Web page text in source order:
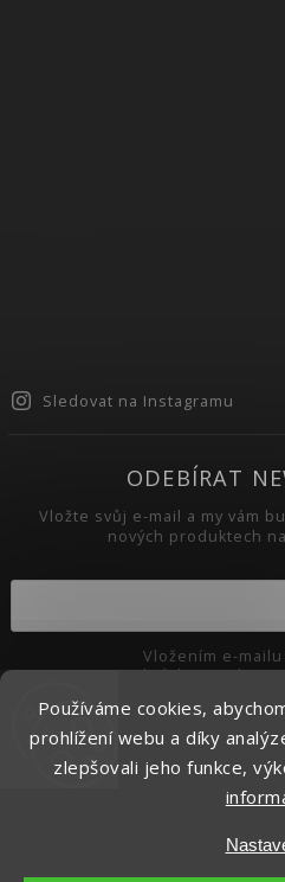
Používáme cookies,
prohlížení webu a díky
zlepšovali jeho funkce,
Sledovat na Instagramu
ODEBÍRAT
Vložte svůj e-mail a my vám
nových produktech
podmínkami
Přihlásit
Upravit